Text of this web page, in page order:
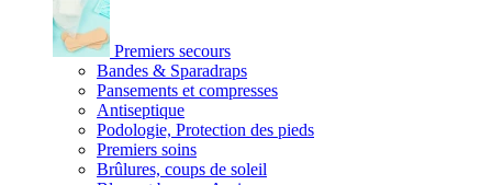
Premiers secours
Bandes & Sparadraps
Pansements et compresses
Antiseptique
Podologie, Protection des pieds
Premiers soins
Brûlures, coups de soleil